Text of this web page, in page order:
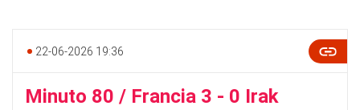
22-06-2026 19:36
Minuto 80 / Francia 3 - 0 Irak